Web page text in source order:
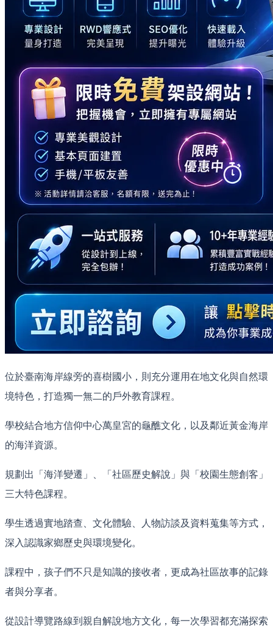
位於臺南海岸線旁的喜樹國小，則充分運用在地文化與自然環
境特色，打造獨一無二的戶外教育課程。
學校結合地方信仰中心萬皇宮的龜醮文化，以及鄰近黃金海岸
的海洋資源。
規劃出「海洋變遷」、「社區歷史解說」與「校園生態創客」
三大特色課程。
學生透過實地踏查、文化體驗、人物訪談及資料蒐集等方式，
深入認識家鄉歷史與環境變化。
課程中，孩子們不只是知識的接收者，更成為社區故事的記錄
者與分享者。
從設計導覽路線到親自解說地方文化，每一次學習都充滿探索